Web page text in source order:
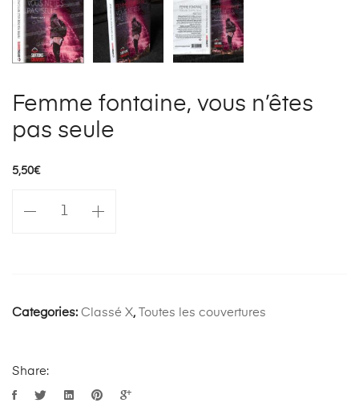
Femme fontaine, vous n’êtes
pas seule
5,50€
Categories: Classé X, Toutes les couvertures
Share: